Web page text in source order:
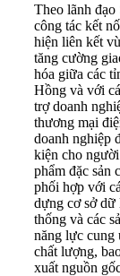
Theo lãnh
công tác kết
hiện liên kết
tăng cường
hóa giữa các
Hồng và với
trợ doanh
thương mại
doanh nghiệp
kiện cho
phẩm đặc sản
phối hợp với
dựng cơ sở dữ
thống và các
năng lực cung
chất lượng,
xuất nguồn